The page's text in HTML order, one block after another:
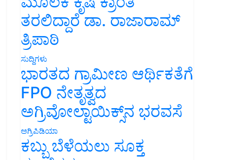
ತರಲಿದ್ದಾರೆ ಡಾ. ರಾಜಾರಾಮ್
ತ್ರಿಪಾಠಿ
ಸುದ್ದಿಗಳು
ಭಾರತದ ಗ್ರಾಮೀಣ ಆರ್ಥಿಕತೆಗೆ
FPO ನೇತೃತ್ವದ
ಅಗ್ರಿವೋಲ್ಟಾಯಿಕ್ಸ್‌ನ ಭರವಸೆ
ಅಗ್ರಿಪಿಡಿಯಾ
ಕಬ್ಬು ಬೆಳೆಯಲು ಸೂಕ್ತ